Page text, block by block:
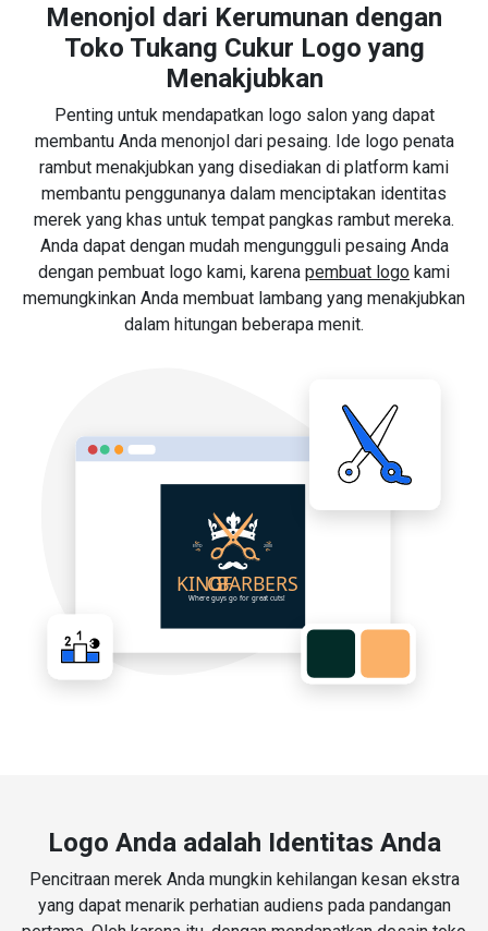
Menonjol dari Kerumunan dengan
Toko Tukang Cukur Logo yang
Menakjubkan
Penting untuk mendapatkan logo salon yang dapat
membantu Anda menonjol dari pesaing. Ide logo penata
rambut menakjubkan yang disediakan di platform kami
membantu penggunanya dalam menciptakan identitas
merek yang khas untuk tempat pangkas rambut mereka.
Anda dapat dengan mudah mengungguli pesaing Anda
dengan pembuat logo kami, karena pembuat logo kami
memungkinkan Anda membuat lambang yang menakjubkan
dalam hitungan beberapa menit.
Logo Anda adalah Identitas Anda
Pencitraan merek Anda mungkin kehilangan kesan ekstra
yang dapat menarik perhatian audiens pada pandangan